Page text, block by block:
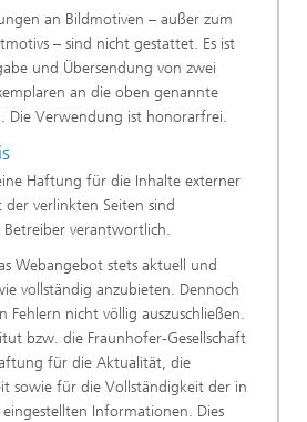
an Bildmotiven – außer zum
– sind nicht gestattet. Es ist
und Übersendung von zwei
an die oben genannte
Die Verwendung ist honorarfrei.
Haftung für die Inhalte externer
der verlinkten Seiten sind
Betreiber verantwortlich.
Webangebot stets aktuell und
vollständig anzubieten. Dennoch
Fehlern nicht völlig auszuschließen.
bzw. die Fraunhofer-Gesellschaft
für die Aktualität, die
sowie für die Vollständigkeit der in
Informationen. Dies